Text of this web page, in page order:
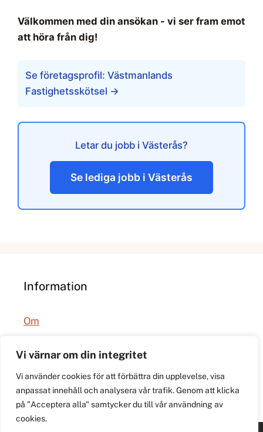
Vi värnar om din integritet
Vi använder cookies för att förbättra din upplevelse, visa
anpassat innehåll och analysera vår trafik. Genom att klicka
på "Acceptera alla" samtycker du till vår användning av
cookies.
Välkommen med din ansökan - vi ser fram emot
att höra från dig!
Se företagsprofil: Västmanlands
Fastighetsskötsel →
Letar du jobb i Västerås?
Se lediga jobb i Västerås
Information
Om